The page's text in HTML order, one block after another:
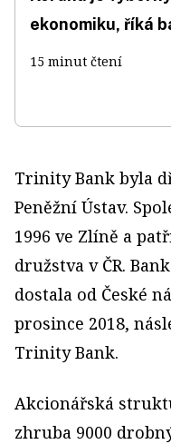
ekonomiku, říká
15 minut čtení
Trinity Bank byla
Peněžní Ústav.
1996 ve Zlíně a
družstva v ČR.
dostala od České
prosince 2018,
Trinity Bank.
Akcionářská
zhruba 9000